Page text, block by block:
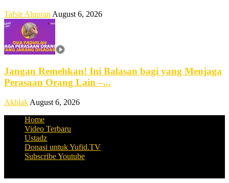
Tafsir Alquran August 6, 2026
Jangan Remehkan! Ini Balasan bagi yang Menjaga
Perasaan Orang Lain –...
Akhlak August 6, 2026
Home
Video Terbaru
Ustadz
Donasi untuk Yufid.TV
Subscribe Youtube